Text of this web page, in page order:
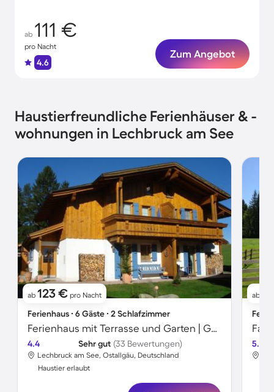
ab 111 €
pro Nacht
4.6
Zum Angebot
Haustierfreundliche Ferienhäuser & -
wohnungen in Lechbruck am See
ab 123 € pro Nacht
Ferienhaus ∙ 6 Gäste ∙ 2 Schlafzimmer
Ferienhaus mit Terrasse und Garten | Gartenblick | Haustierfreundlich
4.4 Sehr gut (33 Bewertungen)
Lechbruck am See, Ostallgäu, Deutschland
Haustier erlaubt
ab
5.0